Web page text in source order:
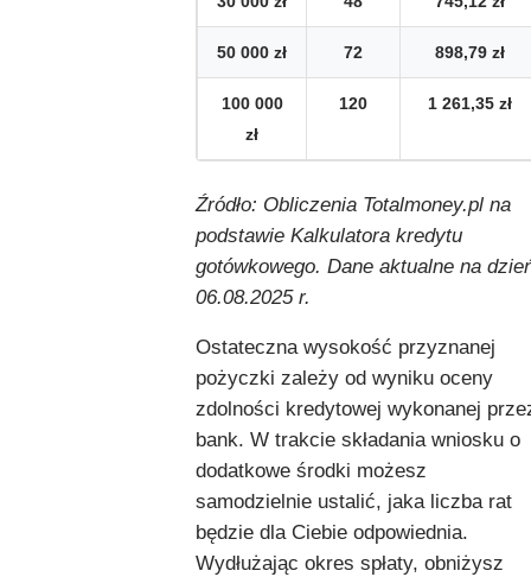
50 000 zł 72 898,79 zł
100 000
zł
120 1 261,35 zł
Źródło: Obliczenia Totalmoney.pl na
podstawie Kalkulatora kredytu
gotówkowego. Dane aktualne na
06.08.2025 r.
Ostateczna wysokość przyznanej
pożyczki zależy od wyniku oceny
zdolności kredytowej wykonanej
bank. W trakcie składania wniosku o
dodatkowe środki możesz
samodzielnie ustalić, jaka liczba rat
będzie dla Ciebie odpowiednia.
Wydłużając okres spłaty, obniżysz